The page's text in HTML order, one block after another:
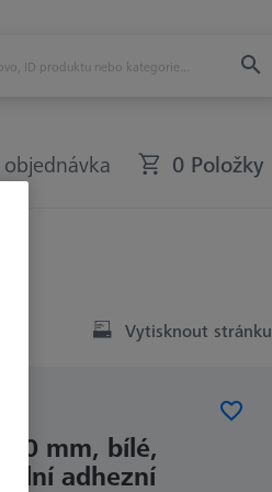
objednávka 0 Položky
Vytisknout stránku
mm, bílé,
adhezní